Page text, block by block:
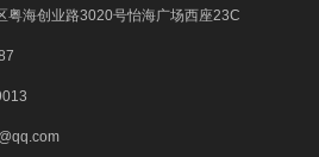
粤海创业路3020号怡海广场西座23C